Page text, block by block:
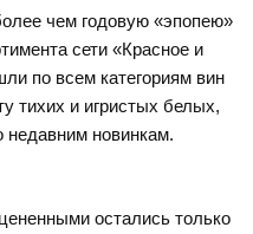
чем годовую «эпопею»
сети «Красное и
по всем категориям вин
тихих и игристых белых,
недавним новинкам.
остались только